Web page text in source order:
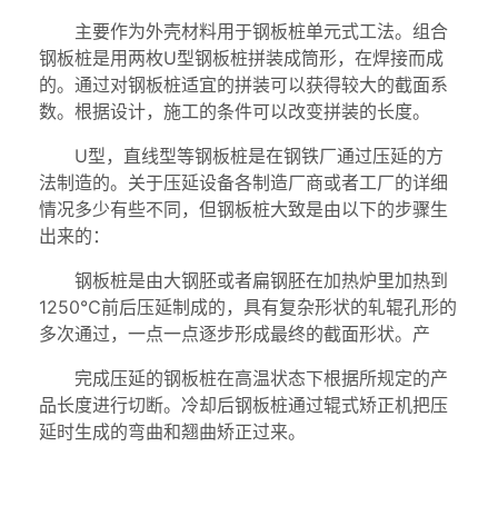
主要作为外壳材料用于钢板桩单元式工法。组合
钢板桩是用两枚U型钢板桩拼装成筒形，在焊接而成
的。通过对钢板桩适宜的拼装可以获得较大的截面系
数。根据设计，施工的条件可以改变拼装的长度。
U型，直线型等钢板桩是在钢铁厂通过压延的方
法制造的。关于压延设备各制造厂商或者工厂的详细
情况多少有些不同，但钢板桩大致是由以下的步骤生
出来的：
钢板桩是由大钢胚或者扁钢胚在加热炉里加热到
1250℃前后压延制成的，具有复杂形状的轧辊孔形的
多次通过，一点一点逐步形成最终的截面形状。产
完成压延的钢板桩在高温状态下根据所规定的产
品长度进行切断。冷却后钢板桩通过辊式矫正机把压
延时生成的弯曲和翘曲矫正过来。